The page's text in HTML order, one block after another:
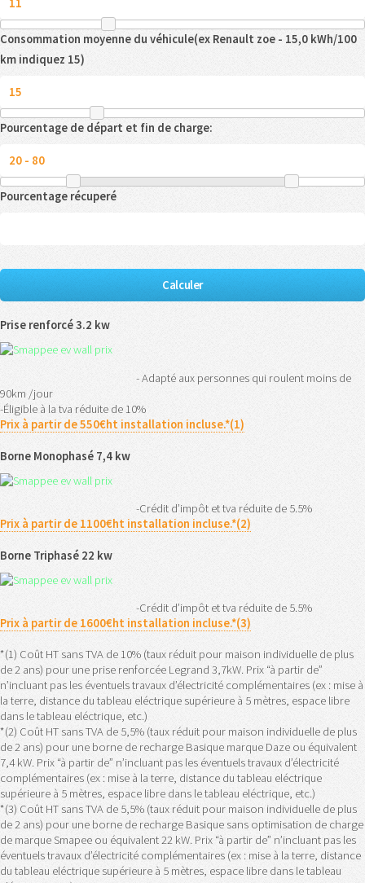
Consommation moyenne du véhicule(ex Renault zoe - 15,0 kWh/100
km indiquez 15)
Pourcentage de départ et fin de charge:
Pourcentage récuperé
Prise renforcé 3.2 kw
- Adapté aux personnes qui roulent moins de
90km /jour
-Éligible à la tva réduite de 10%
Prix à partir de 550€ht installation incluse.*(1)
Borne Monophasé 7,4 kw
-Crédit d’impôt et tva réduite de 5.5%
Prix à partir de 1100€ht installation incluse.*(2)
Borne Triphasé 22 kw
-Crédit d’impôt et tva réduite de 5.5%
Prix à partir de 1600€ht installation incluse.*(3)
*(1) Coût HT sans TVA de 10% (taux réduit pour maison individuelle de plus
de 2 ans) pour une prise renforcée Legrand 3,7kW. Prix “à partir de”
n’incluant pas les éventuels travaux d’électricité complémentaires (ex : mise à
la terre, distance du tableau eléctrique supérieure à 5 mètres, espace libre
dans le tableau eléctrique, etc.)
*(2) Coût HT sans TVA de 5,5% (taux réduit pour maison individuelle de plus
de 2 ans) pour une borne de recharge Basique marque Daze ou équivalent
7,4 kW. Prix “à partir de” n’incluant pas les éventuels travaux d’électricité
complémentaires (ex : mise à la terre, distance du tableau eléctrique
supérieure à 5 mètres, espace libre dans le tableau eléctrique, etc.)
*(3) Coût HT sans TVA de 5,5% (taux réduit pour maison individuelle de plus
de 2 ans) pour une borne de recharge Basique sans optimisation de charge
de marque Smapee ou équivalent 22 kW. Prix “à partir de” n’incluant pas les
éventuels travaux d’électricité complémentaires (ex : mise à la terre, distance
du tableau eléctrique supérieure à 5 mètres, espace libre dans le tableau